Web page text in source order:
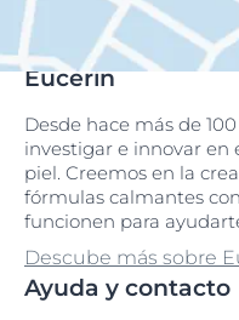
Eucerin
Desde hace más de
investigar e innovar en
piel. Creemos en la
fórmulas calmantes
funcionen para
Descube más sobre
Ayuda y contacto